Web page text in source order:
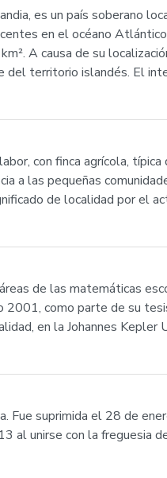
es un país soberano
en el océano
A causa de su
del territorio islandés. El
con finca agrícola,
a las pequeñas
de localidad por el
de las matemáticas
como parte de su
en la Johannes Kepler
suprimida el 28 de
unirse con la freguesia